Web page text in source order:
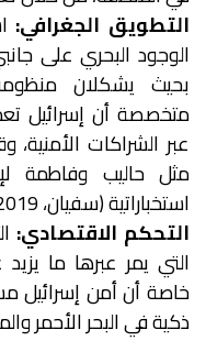
التطويق الجغرافي:
الوجود البحري على
بحيث يشكلان
متخصصة أن إسرائيل
عبر الشراكات الأمنية،
مثل حاليب وفاطمة
استخباراتية (سفيان، 2019).
التحكم الاقتصادي:
خاصة أن أمن إسرائيل
ذكية في البحر الأحمر